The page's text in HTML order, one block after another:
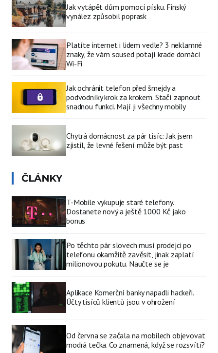
Jak vytápět dům pomocí písku. Finský
vynález způsobil poprask
Platíte internet i lidem vedle? 3 neklamné
znaky, že vám soused potají krade domácí
Wi-Fi
Jak ochránit telefon před šmejdy a
podvodníky krok za krokem. Stačí zapnout
snadnou funkci. Mají ji všechny mobily
Chytrá domácnost za pár tisíc: Jak jsem
zjistil, že levné řešení může být past
ČLÁNKY
T-Mobile vykupuje staré telefony.
Dostanete nový a ještě 1000 Kč jako
bonus
Po těchto pár slovech musí prodejci po
telefonu okamžitě zavěsit, jinak zaplatí
milionovou pokutu. Naučte se je
Aplikace Komerční banky napadli hackeři.
Účty tisíců klientů jsou v ohrožení
Od června se začala na mobilech objevovat
modrá tečka. Co znamená, když se rozsvítí?